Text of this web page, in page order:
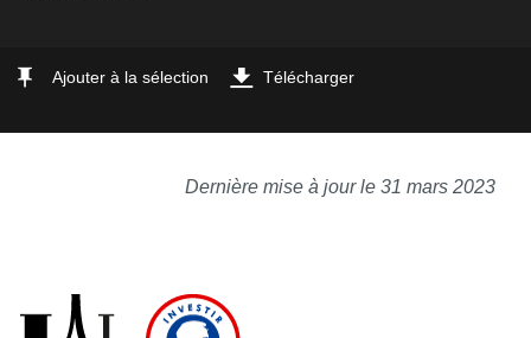
Ajouter à la sélection Télécharger
Dernière mise à jour le 31 mars 2023